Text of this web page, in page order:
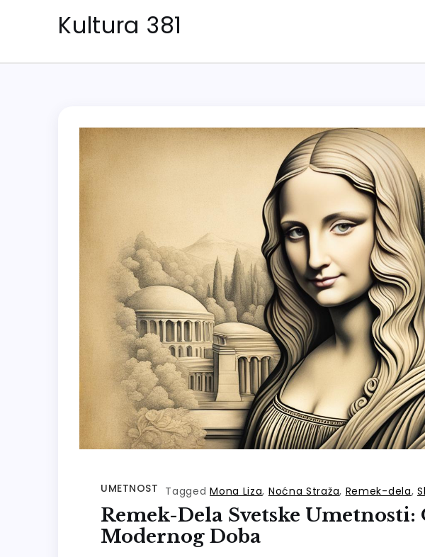
Kultura 381
UMETNOST TaggedMona Liza, Noćna Straža, Remek-dela,
Remek-Dela Svetske Umetnosti:
Modernog Doba